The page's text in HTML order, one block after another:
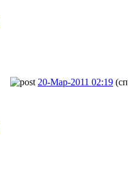
20-Мар-2011 02:19